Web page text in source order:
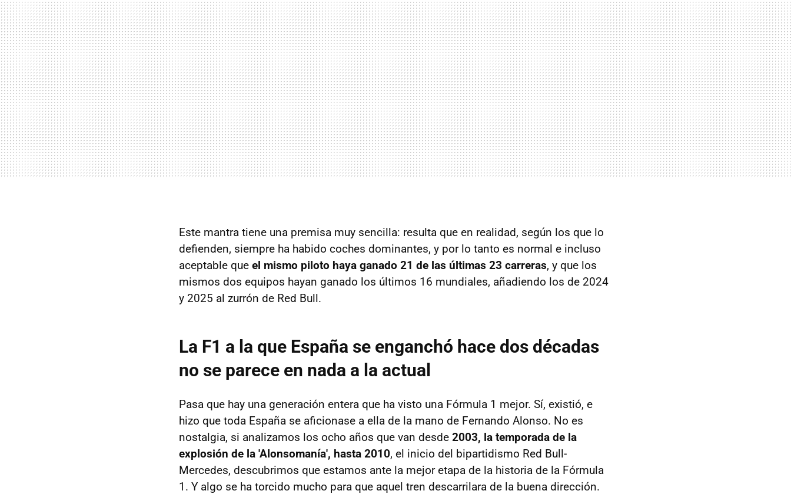
Este mantra tiene una premisa muy sencilla: resulta que en realidad, según los que lo
defienden, siempre ha habido coches dominantes, y por lo tanto es normal e incluso
aceptable que el mismo piloto haya ganado 21 de las últimas 23 carreras, y que los
mismos dos equipos hayan ganado los últimos 16 mundiales, añadiendo los de 2024
y 2025 al zurrón de Red Bull.
La F1 a la que España se enganchó hace dos décadas
no se parece en nada a la actual
Pasa que hay una generación entera que ha visto una Fórmula 1 mejor. Sí, existió, e
hizo que toda España se aficionase a ella de la mano de Fernando Alonso. No es
nostalgia, si analizamos los ocho años que van desde 2003, la temporada de la
explosión de la 'Alonsomanía', hasta 2010, el inicio del bipartidismo Red Bull-
Mercedes, descubrimos que estamos ante la mejor etapa de la historia de la Fórmula
1. Y algo se ha torcido mucho para que aquel tren descarrilara de la buena dirección.